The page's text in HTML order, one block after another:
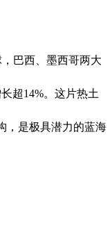
巴西、墨西哥两大
超14%。这片热土
，是极具潜力的蓝海